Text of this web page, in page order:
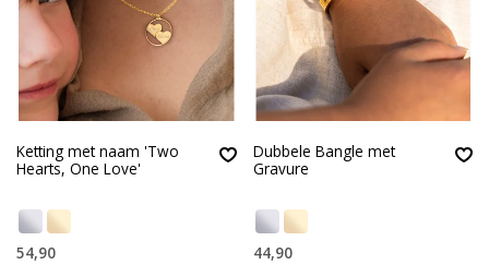
Ketting met naam 'Two
Hearts, One Love'
54,90
Dubbele Bangle met
Gravure
44,90